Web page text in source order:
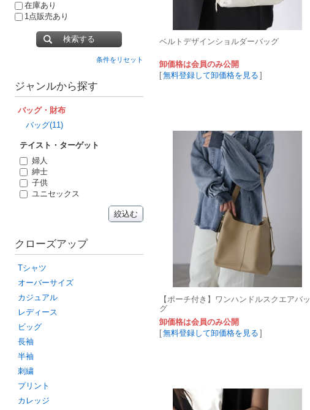
在庫あり
1点販売あり
検索する
条件をリセット
ジャンルから探す
バッグ・財布
バッグ(11)
テイスト・ターゲット
婦人
紳士
子供
ユニセックス
絞込む
クローズアップ
Tシャツ
オーバーサイズ
カジュアル
レディース
ビッグ
長袖
半袖
刺繍
プリント
カレッジ
ベルトデザインショルダーバッグ
卸価格は会員のみ公開
[無料登録して卸価格を見る ]
【ポーチ付き】ワンハンドルスクエアバッ
グ
卸価格は会員のみ公開
[無料登録して卸価格を見る ]